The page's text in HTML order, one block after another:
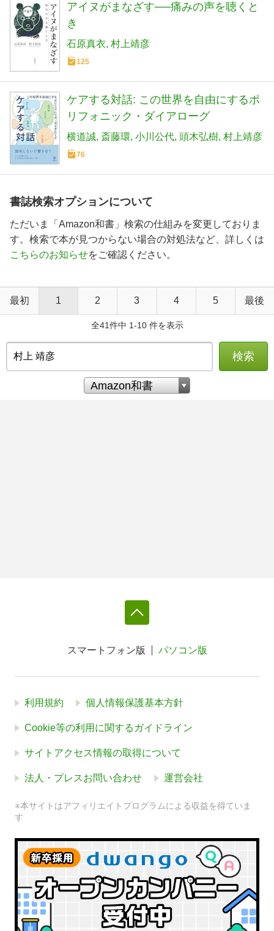
アイヌがまなざす──痛みの声を聴くと
き
石原真衣 村上靖彦
125
ケアする対話: この世界を自由にするポ
リフォニック・ダイアローグ
横道誠 斎藤環 小川公代 頭木弘樹 村上靖彦
76
書誌検索オプションについて
ただいま「Amazon和書」検索の仕組みを変更しておりま
す。検索で本が見つからない場合の対処法など、詳しくは
こちらのお知らせをご確認ください。
最初 1 2 3 4 5 最後
全41件中 1-10 件を表示
検索
スマートフォン版 パソコン版
利用規約 個人情報保護基本方針
Cookie等の利用に関するガイドライン
サイトアクセス情報の取得について
法人・プレスお問い合わせ 運営会社
※本サイトはアフィリエイトプログラムによる収益を得ていま
す